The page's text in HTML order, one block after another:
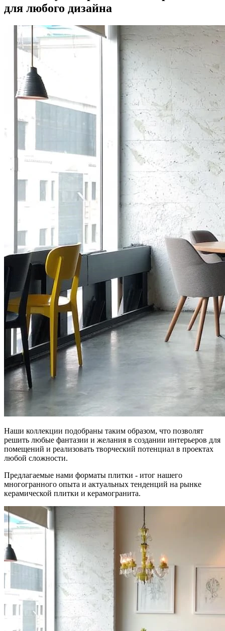
для любого дизайна
Наши коллекции подобраны таким образом, что позволят
решить любые фантазии и желания в создании интерьеров для
помещений и реализовать творческий потенциал в проектах
любой сложности.
Предлагаемые нами форматы плитки - итог нашего
многогранного опыта и актуальных тенденций на рынке
керамической плитки и керамогранита.